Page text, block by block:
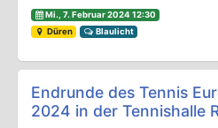
Mi., 7. Februar 2024 12:30
Düren
Blaulicht
Endrunde des Tennis
2024 in der Tennishalle